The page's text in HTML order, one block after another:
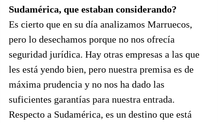
Sudamérica, que estaban considerando?
Es cierto que en su día analizamos Marruecos,
pero lo desechamos porque no nos ofrecía
seguridad jurídica. Hay otras empresas a las que
les está yendo bien, pero nuestra premisa es de
máxima prudencia y no nos ha dado las
suficientes garantías para nuestra entrada.
Respecto a Sudamérica, es un destino que está